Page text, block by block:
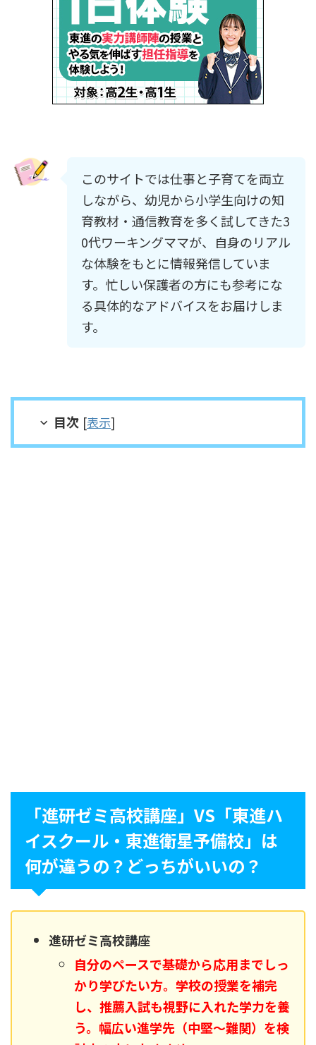
このサイトでは仕事と子育てを両立
しながら、幼児から小学生向けの知
育教材・通信教育を多く試してきた3
0代ワーキングママが、自身のリアル
な体験をもとに情報発信していま
す。忙しい保護者の方にも参考にな
る具体的なアドバイスをお届けしま
す。
目次 [表示]
「進研ゼミ高校講座」VS「東進ハ
イスクール・ 東進衛星予備校」は
何が違うの？どっちがいいの？
進研ゼミ高校講座
自分のペースで基礎から応用までしっ
かり学びたい方。学校の授業を補完
し、推薦入試も視野に入れた学力を養
う。幅広い進学先（中堅～難関）を検